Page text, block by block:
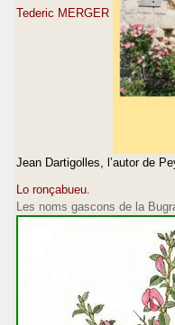
Tederic MERGER
Jean Dartigolles, l’autor de
Lo ronçabueu.
Les noms gascons de la